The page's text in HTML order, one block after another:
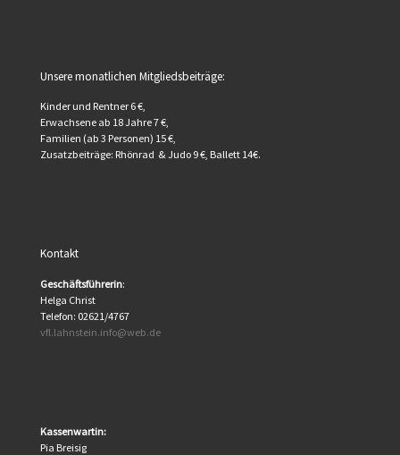
Unsere monatlichen Mitgliedsbeiträge:
Kinder und Rentner 6 €,
Erwachsene ab 18 Jahre 7 €,
Familien (ab 3 Personen) 15 €,
Zusatzbeiträge: Rhönrad & Judo 9 €, Ballett 14€.
Kontakt
Geschäftsführerin:
Helga Christ
Telefon: 02621/4767
vfl.lahnstein.info@web.de
Kassenwartin:
Pia Breisig